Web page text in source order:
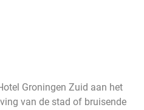
Groningen Zuid aan het
van de stad of bruisende